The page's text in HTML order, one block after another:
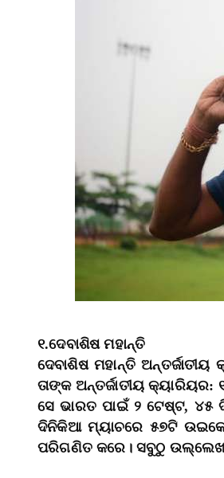
୧.ଦେବାଶିଷ ମହାନ୍ତି
ଦେବାଶିଷ ମହାନ୍ତି
ତାଙ୍କ ଅନ୍ତର୍ଜାତୀୟ
ସେ ଭାରତ ପାଇଁ ୨ ଟେଷ୍ଟ, ୪୫
ଦିନିକିଆ ମ୍ୟାଚରେ ୫୭ଟି
ପରିଗଣିତ କରେ। ସବୁଠୁ